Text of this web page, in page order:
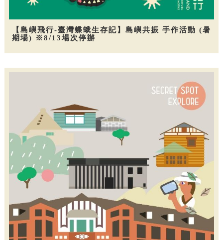
【島嶼飛行-臺灣蝶蛾生存記】島嶼共振 手作活動 (暑
期場) ※8/13場次停辦